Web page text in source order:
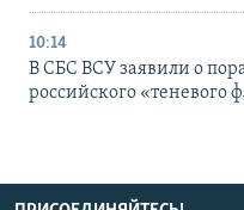
10:14
В СБС ВСУ заявили о
российского «теневого